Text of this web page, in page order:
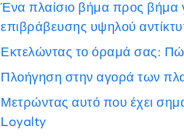
Ένα πλαίσιο βήμα προς βήμα
επιβράβευσης υψηλού
Εκτελώντας το όραμά σας:
Πλοήγηση στην αγορά των
Μετρώντας αυτό που έχει
Loyalty